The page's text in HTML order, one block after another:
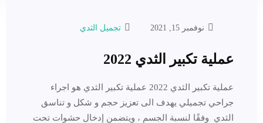
نوفمبر 15, 2021 تجميل الثدي
عملية تكبير الثدي 2022
عملية تكبير الثدي 2022 ‎عملية تكبير الثدي هو اجراء
جراحي تجميلي يهدف الى تعزيز حجم و شكل و تناسق
الثدي وفقًا لنسبة الجسم ، ويتضمن إدخال حشوات تحت